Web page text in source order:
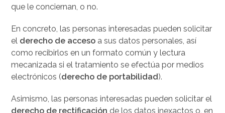
que le conciernan, o no.
En concreto, las personas interesadas pueden solicitar
el derecho de acceso a sus datos personales, así
como recibirlos en un formato común y lectura
mecanizada si el tratamiento se efectúa por medios
electrónicos (derecho de portabilidad).
Asimismo, las personas interesadas pueden solicitar el
derecho de rectificación de los datos inexactos o, en